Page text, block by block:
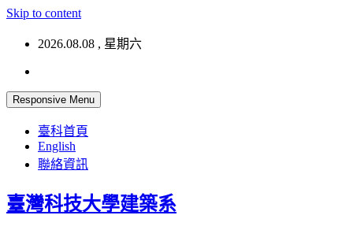
Skip to content
2026.08.08 , 星期六
Responsive Menu
臺科首頁
English
聯絡資訊
臺灣科技大學建築系